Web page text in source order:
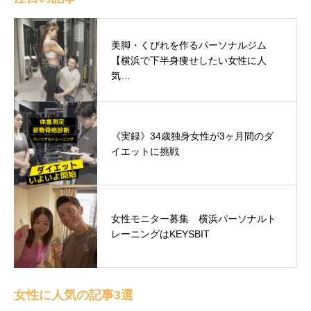
美脚・くびれを作るパーソナルジム
【横浜で下半身痩せしたい女性に人
気…
《実録》34歳独身女性が3ヶ月間のダ
イエットに挑戦
女性モニター募集 横浜パーソナルト
レーニングはKEYSBIT
女性に人気の記事3選